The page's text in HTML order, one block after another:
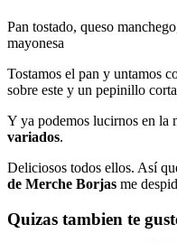
Pan tostado, queso
mayonesa
Tostamos el pan y untamos
sobre este y un pepinillo
Y ya podemos lucirnos en la
variados.
Deliciosos todos ellos. Así
de Merche Borjas me
Quizas tambien te